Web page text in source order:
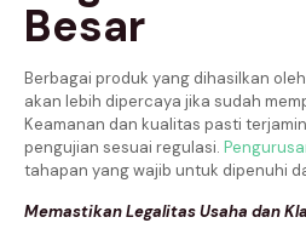
Besar
Berbagai produk yang dihasilkan
akan lebih dipercaya jika sudah
Keamanan dan kualitas pasti
pengujian sesuai regulasi.
tahapan yang wajib untuk dipenuhi
Memastikan Legalitas Usaha dan